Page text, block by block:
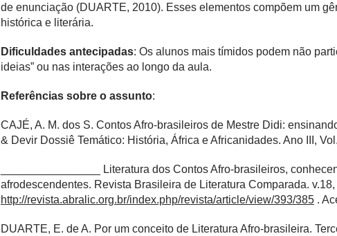
de enunciação (DUARTE, 2010). Esses elementos compõem um
histórica e literária.
Dificuldades antecipadas: Os alunos mais tímidos podem não
ideias” ou nas interações ao longo da aula.
Referências sobre o assunto:
CAJÉ, A. M. dos S. Contos Afro-brasileiros de Mestre Didi:
& Devir Dossiê Temático: História, África e Africanidades. Ano III,
________________ Literatura dos Contos Afro-brasileiros,
afrodescendentes. Revista Brasileira de Literatura Comparada.
http://revista.abralic.org.br/index.php/revista/article/view/393/385 .
DUARTE, E. de A. Por um conceito de Literatura Afro-brasileira.